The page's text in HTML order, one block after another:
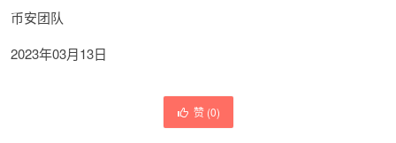
币安团队
2023年03月13日
赞 (0)